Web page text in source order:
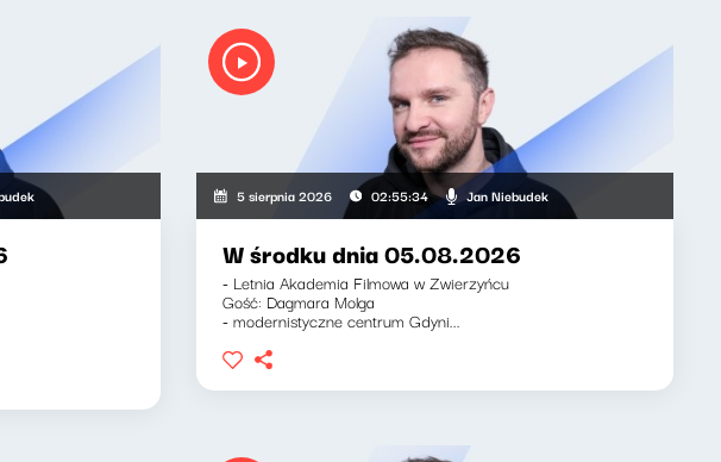
5 sierpnia 2026 02:55:34 Jan Niebudek
W środku dnia 05.08.2026
- Letnia Akademia Filmowa w Zwierzyńcu
Gość: Dagmara Molga
- modernistyczne centrum Gdyni...